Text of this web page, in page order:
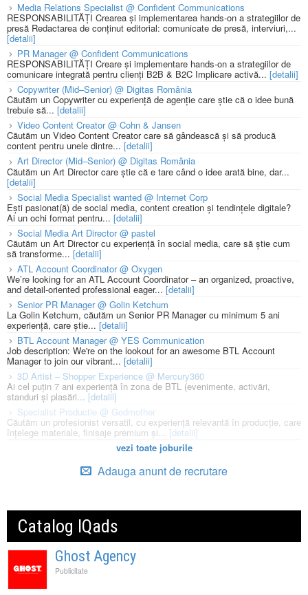
Media Relations Specialist @ Confident Communications
RESPONSABILITĂȚI Crearea și implementarea hands-on a strategiilor de
presă Redactarea de conținut editorial: comunicate de presă, interviuri,...
[detalii]
PR Manager @ Confident Communications
RESPONSABILITĂȚI Creare și implementare hands-on a strategiilor de
comunicare integrată pentru clienți B2B & B2C Implicare activă... [detalii]
Copywriter (Mid–Senior) @ Digitas România
Căutăm un Copywriter cu experiență de agenție care știe că o idee bună
trebuie să... [detalii]
Video Content Creator @ Cohn & Jansen
Căutăm un Video Content Creator care să gândească și să producă
content pentru unele dintre... [detalii]
Art Director (Mid–Senior) @ Digitas România
Căutăm un Art Director care știe că e tare când o idee arată bine, dar...
[detalii]
Social Media Specialist wanted @ Internet Corp
Ești pasionat(ă) de social media, content creation și tendințele digitale?
Ai un ochi format pentru... [detalii]
Social Media Art Director @ pastel
Căutăm un Art Director cu experiență în social media, care să știe cum
să transforme... [detalii]
ATL Account Coordinator @ Oxygen
We’re looking for an ATL Account Coordinator – an organized, proactive,
and detail-oriented professional eager... [detalii]
Senior PR Manager @ Golin Ketchum
La Golin Ketchum, căutăm un Senior PR Manager cu minimum 5 ani
experiență, care știe... [detalii]
BTL Account Manager @ YES Communication
Job description: We're on the lookout for an awesome BTL Account
Manager to join our vibrant... [detalii]
3D Artist – Shopper Experience @ Mercury360
Ai cel puțin 7 ani experiență în zona de BTL (evenimente, activări,
standuri și plasări...[detalii]
Specialist Productie @ Godmother
Căutăm un profesionist versatil, cu experiență relevantă în producție, care
înțelege materiale, finisaje premium și... [detalii]
vezi toate joburile
Adauga anunt de recrutare
Catalog IQads
Ghost Agency
Publicitate